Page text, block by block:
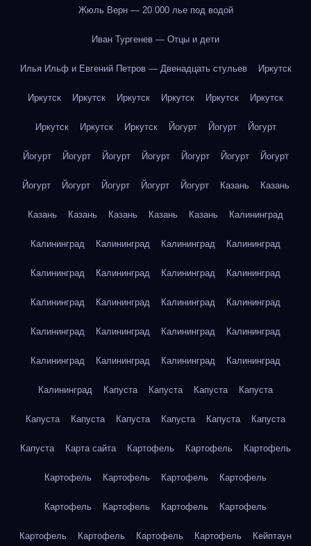
Жюль Верн — 20 000 лье под водой
Иван Тургенев — Отцы и дети
Илья Ильф и Евгений Петров — Двенадцать стульев Иркутск
Иркутск Иркутск Иркутск Иркутск Иркутск Иркутск
Иркутск Иркутск Иркутск Йогурт Йогурт Йогурт
Йогурт Йогурт Йогурт Йогурт Йогурт Йогурт Йогурт
Йогурт Йогурт Йогурт Йогурт Йогурт Казань Казань
Казань Казань Казань Казань Казань Калининград
Калининград Калининград Калининград Калининград
Калининград Калининград Калининград Калининград
Калининград Калининград Калининград Калининград
Калининград Калининград Калининград Калининград
Калининград Калининград Калининград Калининград
Калининград Капуста Капуста Капуста Капуста
Капуста Капуста Капуста Капуста Капуста Капуста
Капуста Карта сайта Картофель Картофель Картофель
Картофель Картофель Картофель Картофель
Картофель Картофель Картофель Картофель
Картофель Картофель Картофель Картофель Кейптаун